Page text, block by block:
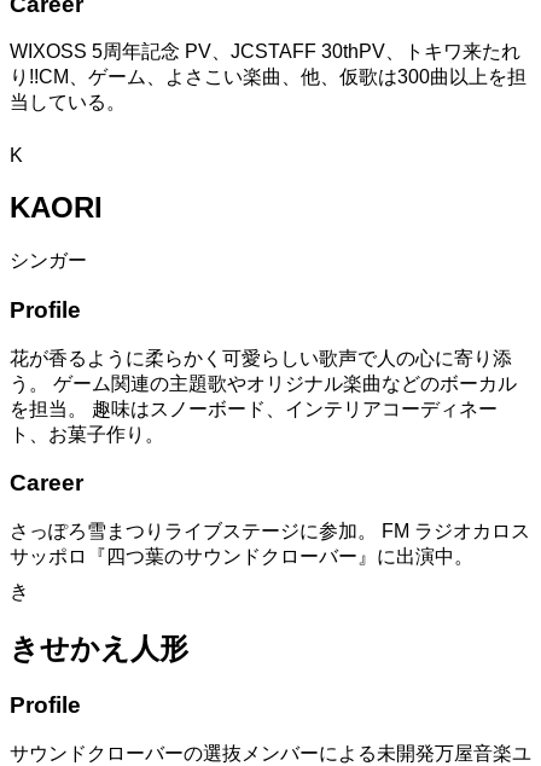
WIXOSS 5周年記念 PV、JCSTAFF 30thPV、トキワ来たれ
り!!CM、ゲーム、よさこい楽曲、他、仮歌は300曲以上を担
当している。
K
KAORI
シンガー
Profile
花が香るように柔らかく可愛らしい歌声で人の心に寄り添
う。 ゲーム関連の主題歌やオリジナル楽曲などのボーカル
を担当。 趣味はスノーボード、インテリアコーディネー
ト、お菓子作り。
Career
さっぽろ雪まつりライブステージに参加。 FM ラジオカロス
サッポロ『四つ葉のサウンドクローバー』に出演中。
き
きせかえ人形
Profile
サウンドクローバーの選抜メンバーによる未開発万屋音楽ユ